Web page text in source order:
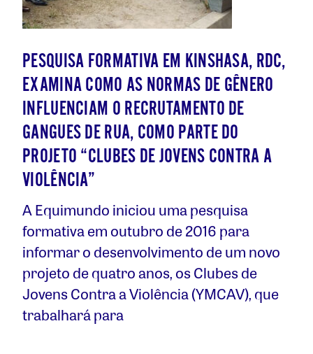
PESQUISA FORMATIVA EM KINSHASA, RDC,
EXAMINA COMO AS NORMAS DE GÊNERO
INFLUENCIAM O RECRUTAMENTO DE
GANGUES DE RUA, COMO PARTE DO
PROJETO “CLUBES DE JOVENS CONTRA A
VIOLÊNCIA”
A Equimundo iniciou uma pesquisa
formativa em outubro de 2016 para
informar o desenvolvimento de um novo
projeto de quatro anos, os Clubes de
Jovens Contra a Violência (YMCAV), que
trabalhará para